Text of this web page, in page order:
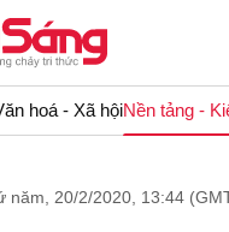
hoá - Xã hộiNền tảng -
năm, 20/2/2020, 13:44